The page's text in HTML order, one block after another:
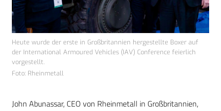
Heute wurde der erste in Großbritannien hergestellte Boxer auf
der International Armoured Vehicles (IAV) Conference feierlich
vorgestellt.
Foto: Rheinmetall
John Abunassar, CEO von Rheinmetall in Großbritannien,